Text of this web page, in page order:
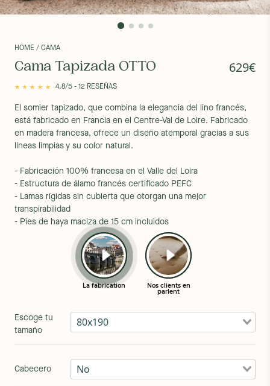
HOME / CAMA
Cama Tapizada OTTO 629€
4.8/5 - 12 RESEÑAS
El somier tapizado, que combina la elegancia del lino francés,
está fabricado en Francia en el Centre-Val de Loire. Fabricado
en madera francesa, ofrece un diseño atemporal gracias a sus
líneas limpias y su color natural.
- Fabricación 100% francesa en el Valle del Loira
- Estructura de álamo francés certificado PEFC
- Lamas rígidas sin cubierta que otorgan una mejor
transpirabilidad
- Pies de haya maciza de 15 cm incluidos
Escoge tu
tamaño
80x190
Cabecero No